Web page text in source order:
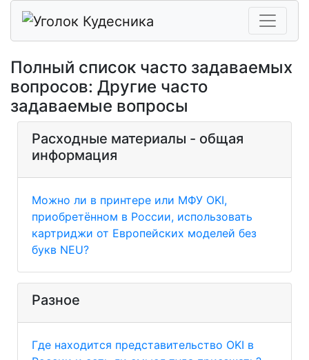
Полный список часто задаваемых
вопросов: Другие часто
задаваемые вопросы
Расходные материалы - общая
информация
Можно ли в принтере или МФУ OKI,
приобретённом в России, использовать
картриджи от Европейских моделей без
букв NEU?
Разное
Где находится представительство OKI в